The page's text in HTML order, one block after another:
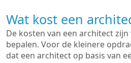
Wat kost een
De kosten van een architect
bepalen. Voor de kleinere
dat een architect op basis van